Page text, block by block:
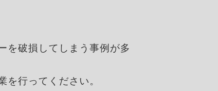
を破損してしまう事例が多
行ってください。